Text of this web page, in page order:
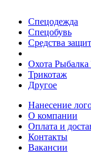
Спецодежда
Спецобувь
Средства
Охота
Трикотаж
Другое
Нанесение
О компании
Оплата и
Контакты
Вакансии